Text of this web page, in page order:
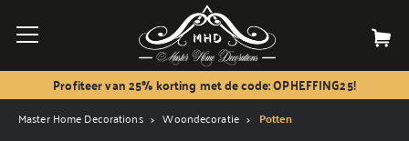
Profiteer van 25% korting met de code: OPHEFFING25!
Master Home Decorations Woondecoratie Potten